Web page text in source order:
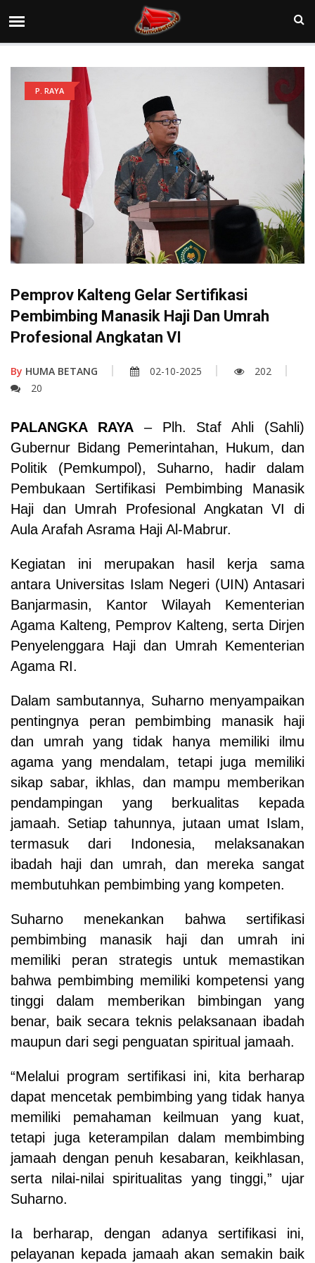
P. RAYA
Pemprov Kalteng Gelar Sertifikasi
Pembimbing Manasik Haji Dan Umrah
Profesional Angkatan VI
By HUMA BETANG 02-10-2025
202
20
PALANGKA RAYA– Plh. Staf Ahli (Sahli)
Gubernur Bidang Pemerintahan, Hukum, dan
Politik (Pemkumpol), Suharno, hadir dalam
Pembukaan Sertifikasi Pembimbing Manasik
Haji dan Umrah Profesional Angkatan VI di
Aula Arafah Asrama Haji Al-Mabrur.
Kegiatan ini merupakan hasil kerja sama
antara Universitas Islam Negeri (UIN) Antasari
Banjarmasin, Kantor Wilayah Kementerian
Agama Kalteng, Pemprov Kalteng, serta Dirjen
Penyelenggara Haji dan Umrah Kementerian
Agama RI.
Dalam sambutannya, Suharno menyampaikan
pentingnya peran pembimbing manasik haji
dan umrah yang tidak hanya memiliki ilmu
agama yang mendalam, tetapi juga memiliki
sikap sabar, ikhlas, dan mampu memberikan
pendampingan yang berkualitas kepada
jamaah. Setiap tahunnya, jutaan umat Islam,
termasuk dari Indonesia, melaksanakan
ibadah haji dan umrah, dan mereka sangat
membutuhkan pembimbing yang kompeten.
Suharno menekankan bahwa sertifikasi
pembimbing manasik haji dan umrah ini
memiliki peran strategis untuk memastikan
bahwa pembimbing memiliki kompetensi yang
tinggi dalam memberikan bimbingan yang
benar, baik secara teknis pelaksanaan ibadah
maupun dari segi penguatan spiritual jamaah.
“Melalui program sertifikasi ini, kita berharap
dapat mencetak pembimbing yang tidak hanya
memiliki pemahaman keilmuan yang kuat,
tetapi juga keterampilan dalam membimbing
jamaah dengan penuh kesabaran, keikhlasan,
serta nilai-nilai spiritualitas yang tinggi,” ujar
Suharno.
Ia berharap, dengan adanya sertifikasi ini,
pelayanan kepada jamaah akan semakin baik